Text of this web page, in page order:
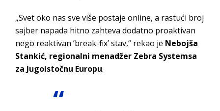
„Svet oko nas sve više postaje online, a rastući broj
sajber napada hitno zahteva dodatno proaktivan
nego reaktivan ’break-fix’ stav,“ rekao je Nebojša
Stankić, regionalni menadžer Zebra Systemsa
za Jugoistočnu Europu.